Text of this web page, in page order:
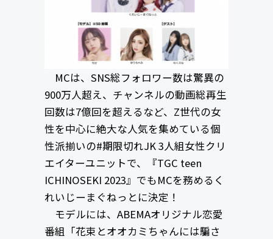
MCは、SNS総フォロワー数は驚異の
900万人超え、チャンネルの動画総再生
回数は7億回を超えるなど、Z世代の女
性を中心に絶大な人気を集めている個
性派揃いの#期限切れJK 3人組女性クリ
エイターユニットで、『TGC teen
ICHINOSEKI 2023』でもMCを務めるく
れいじーまぐねっとに決定！
モデルには、ABEMAオリジナル恋愛
番組「花束とオオカミちゃんには騙さ